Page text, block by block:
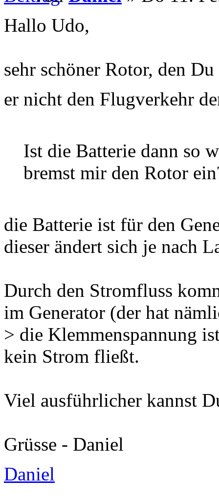
Hallo Udo,
sehr schöner Rotor, den
er nicht den Flugverkehr
Ist die Batterie dann so
bremst mir den Rotor
die Batterie ist für den
dieser ändert sich je nach
Durch den Stromfluss
im Generator (der hat
> die Klemmenspannung
kein Strom fließt.
Viel ausführlicher kannst
Grüsse - Daniel
Daniel